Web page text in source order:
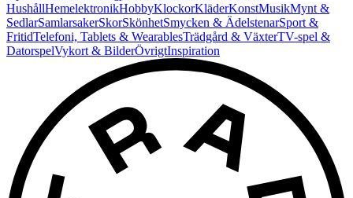
HushållHemelektronikHobbyKlockorKläderKonstMusikMynt &
SedlarSamlarsakerSkorSkönhetSmycken & ÄdelstenarSport &
FritidTelefoni, Tablets & WearablesTrädgård & VäxterTV-spel &
DatorspelVykort & BilderÖvrigtInspiration